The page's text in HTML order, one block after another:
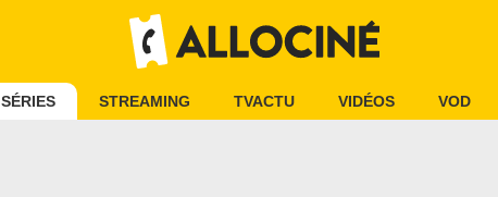
SÉRIES STREAMING TVACTU VIDÉOS VOD